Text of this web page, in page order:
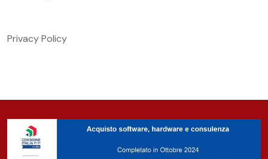
Privacy Policy